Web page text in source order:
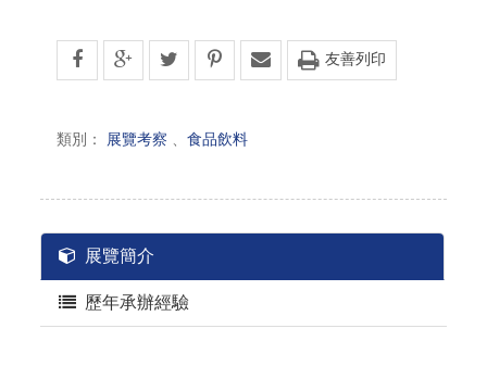
友善列印
類別： 展覽考察 、食品飲料
展覽簡介
歷年承辦經驗